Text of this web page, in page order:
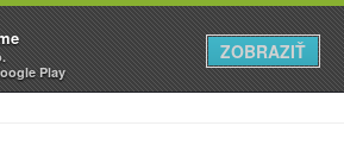
Play
ZOBRAZIŤ